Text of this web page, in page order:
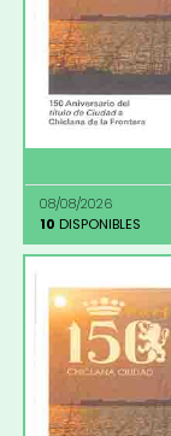
08/08/2026
10 DISPONIBLES